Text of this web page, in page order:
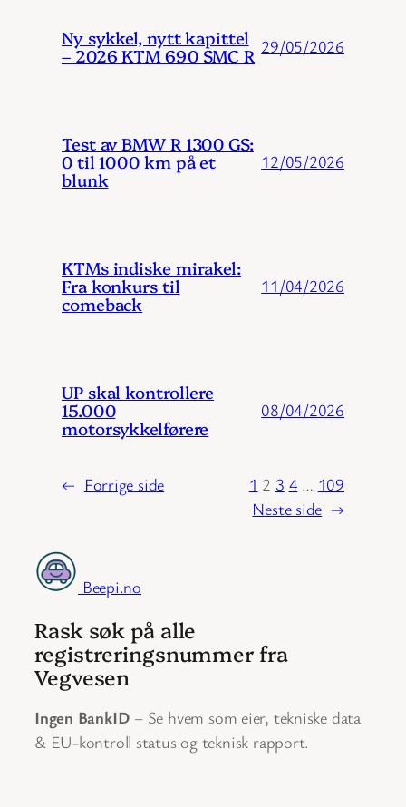
Ny sykkel, nytt kapittel
– 2026 KTM 690 SMC R 29/05/2026
Test av BMW R 1300 GS:
0 til 1000 km på et
blunk
12/05/2026
KTMs indiske mirakel:
Fra konkurs til
comeback
11/04/2026
UP skal kontrollere
15.000
motorsykkelførere
08/04/2026
← Forrige side 1 2 3 4 … 109
Neste side →
Beepi.no
Rask søk på alle
registreringsnummer fra
Vegvesen
Ingen BankID – Se hvem som eier, tekniske data
& EU-kontroll status og teknisk rapport.